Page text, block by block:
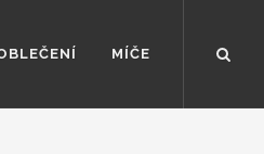
MÍČE